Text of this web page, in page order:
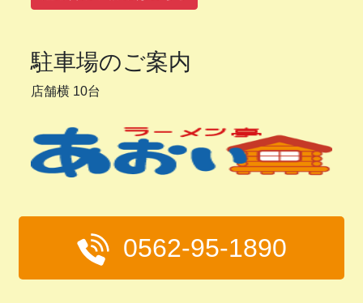
駐車場のご案内
店舗横 10台
0562-95-1890